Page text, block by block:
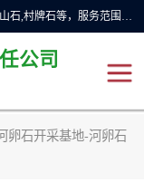
武汉明石石业公司主营景观石，门牌石，刻字石，泰山石,村牌石等，服务范围主要有：武汉，咸宁等地区。公司秉承敬业奉献、锐意创新的企业精神，从无到有，从小到大，以一种产业报国的创业精神，竭诚为客户提供服务，为社会设计财富。
公司
卵石开采基地-河卵石